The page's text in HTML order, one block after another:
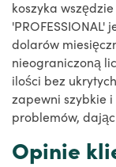
koszyka
dolarów
nieograniczoną
ilości bez
zapewni szybkie
problemów,
Opinie